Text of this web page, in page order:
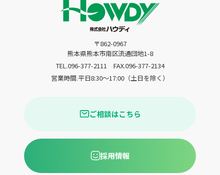
〒862-0967
熊本県熊本市南区流通団地1-8
TEL.096-377-2111
FAX.096-377-2134
営業時間.平日8:30〜17:00（土日を除く）
ご相談はこちら
採用情報